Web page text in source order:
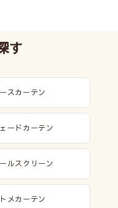
す
スカーテン
ードカーテン
ルスクリーン
メカーテン